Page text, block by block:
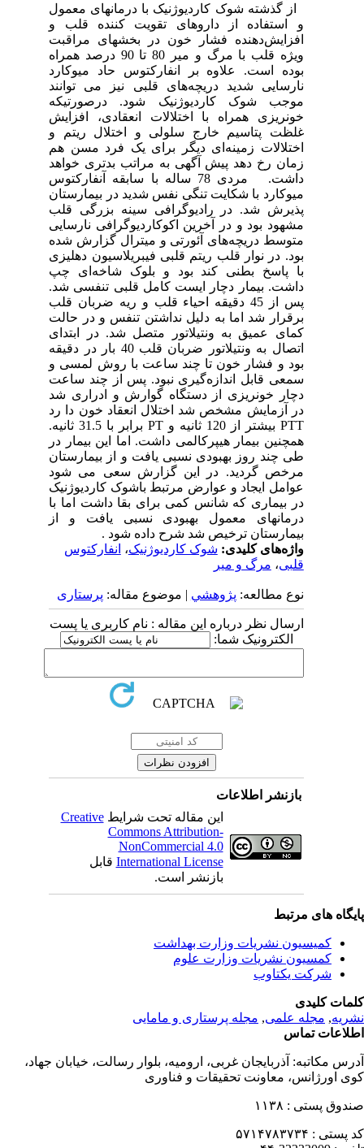
از گذشته شوک کاردیوژنیک با درمانهای معمول
و استفاده از داروهای تقویت کننده قلب و
افزایش‌دهنده فشار خون در بخشهای مراقبت
ویژه قلب با مرگ و میر 80 تا 90 درصد همراه
بوده است. علاوه بر انفارکتوس حاد میوکارد
نارسایی شدید دریچه‌های قلبی نیز می توانند
موجب شوک کاردیوژنیک شود. درصورتیکه
خونریزی همراه با اختلالات انعقادی، افزایش
غلظت پتاسیم خارج سلولی و اختلال ریتم و
اختلالات زمینه‌ای دیگر برای یک فرد مسن هم
زمان رخ دهد پیش آگهی به مراتب بدتری خواهد
داشت. مردی 78 ساله با سابقه آنفارکتوس
میوکارد با شکایت تنگی نفس شدید در بیمارستان
پذیرش ‌شد. در رادیوگرافی سینه بزرگی قلب
مشهود بود و در آخرین اکوکاردیوگرافی نارسایی
متوسط دریچه‌های آئورتی و میترال گزارش شده
بود. در نوار قلب ریتم قلبی فیبریلاسیون دهلیزی
با پاسخ بطنی کند بود و بلوک شاخه‌ای چپ
داشت. بیمار دچار ایست کامل قلبی تنفسی شد.
پس از 45 دقیقه احیاء قلب و ریه ضربان قلب
برقرار شد اما به دلیل نداشتن تنفس و در حالت
کمای عمیق به ونتیلاتور متصل شد. در ابتدای
اتصال به ونتیلاتور ضربان قلب 40 بار در دقیقه
بود و فشار خون تا چند ساعت با روش لمسی و
سمعی قابل اندازه‌گیری نبود. پس از چند ساعت
دچار خونریزی از دستگاه گوارش و ادراری شد
در آزمایش مشخص شد اختلال انعقاد خون دا رد
PTT بیشتر از 120 ثانیه و PT برابر با 31.5 ثانیه.
همچنین بیمار هیپرکالمی داشت. اما این بیمار در
طی چند روز بهبودی نسبی یافت و از بیمارستان
مرخص گردید. در این گزارش سعی می شود
عوامل ایجاد و عوارض مرتبط باشوک کاردیوژنیک
در بیماری که شانس کمی برای بقا داشت اما با
درمانهای معمول بهبودی نسبی یافت و از
بیمارستان ترخیص شد شرح داده شود .
واژه‌های کلیدی:شوک کاردیوژنیک،انفارکتوس
قلبی،مرگ و میر
نوع مطالعه:پژوهشي| موضوع مقاله:پرستاری
ارسال نظر درباره این مقاله : نام کاربری یا پست
الکترونیک شما:
بازنشر اطلاعات
این مقاله تحت شرایطCreative
Commons Attribution-
NonCommercial 4.0
International Licenseقابل
بازنشر است.
های مرتبط
کمیسیون نشریات وزارت بهداشت
کمسیون نشریات وزارت علوم
شرکت یکتاوب
کلیدی
,مجله علمی, مجله پرستاری و مامایی
تماس
مکاتبه:آذربایجان غربی، ارومیه، بلوار رسالت، خیابان جهاد،
اورژانس، معاونت تحقیقات و فناوری
پستی : ۱۱۳۸
پستی : ۵۷۱۴۷۸۳۷۳۴